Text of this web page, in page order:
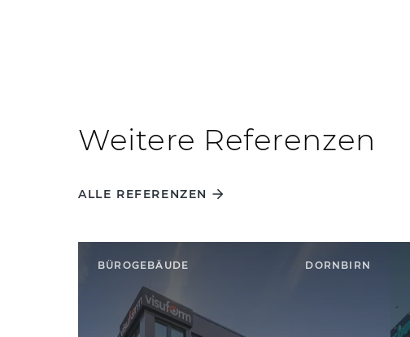
Weitere Referenzen
ALLE REFERENZEN
BÜROGEBÄUDE DORNBIRN